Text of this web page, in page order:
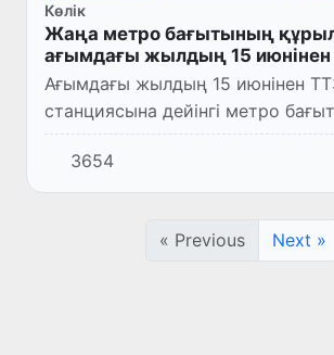
Көлік
Жаңа метро бағытының
ағымдағы жылдың 15 июнінен
Ағымдағы жылдың 15 июнінен
станциясына дейінгі метро
жобасының құрылыс жұмыстары
Бұл туралы транспорт министрі
Махкамов мәлімдеді.
3654
« Previous Next »